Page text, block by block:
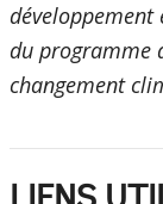
développement
du programme
changement